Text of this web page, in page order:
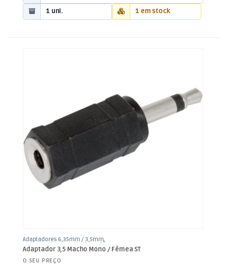
1 uni.
1 em stock
Adaptadores 6,35mm / 3,5mm,
Fichas, Conectores e Adaptadores
Adaptador 3,5 Macho Mono / Fêmea ST
O SEU PREÇO